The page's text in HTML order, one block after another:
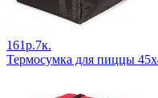
161р.7к.
Термосумка для пиццы